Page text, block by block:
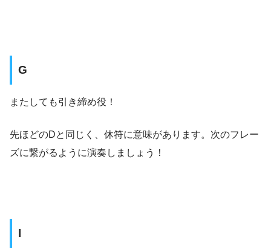
G
またしても引き締め役！
先ほどのDと同じく、休符に意味があります。次のフレー
ズに繋がるように演奏しましょう！
I